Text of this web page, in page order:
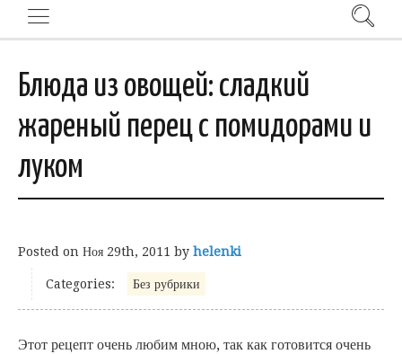
Блюда из овощей: сладкий
жареный перец с помидорами и
луком
Posted on Ноя 29th, 2011 by helenki
Categories: Без рубрики
Этот рецепт очень любим мною, так как готовится очень